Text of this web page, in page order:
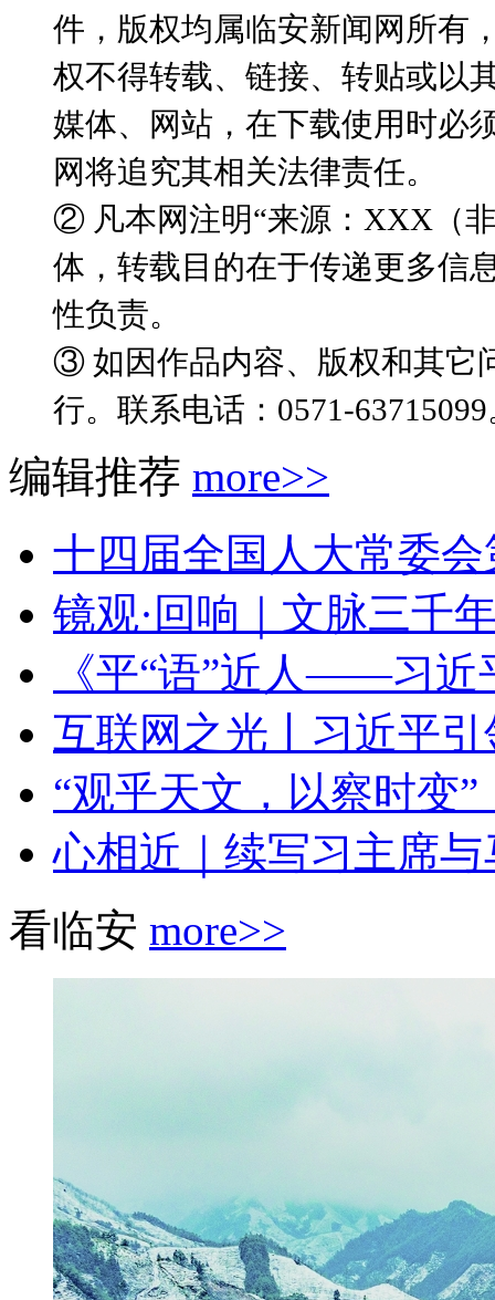
件，版权均属临安新闻网所有
权不得转载、链接、转贴或以
媒体、网站，在下载使用时必
网将追究其相关法律责任。
② 凡本网注明“来源：XXX（
体，转载目的在于传递更多信
性负责。
③ 如因作品内容、版权和其它
行。联系电话：0571-63715099
编辑推荐 more>>
十四届全国人大常委
镜观·回响｜文脉三千
《平“语”近人——习近
互联网之光丨习近平
“观乎天文，以察时变
心相近｜续写习主席
看临安 more>>